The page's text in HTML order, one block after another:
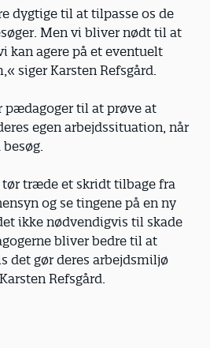
dygtige til at tilpasse os de
Men vi bliver nødt til at
kan agere på et eventuelt
siger Karsten Refsgård.
pædagoger til at prøve at
egen arbejdssituation, når
træde et skridt tilbage fra
og se tingene på en ny
ikke nødvendigvis til skade
bliver bedre til at
det gør deres arbejdsmiljø
Refsgård.